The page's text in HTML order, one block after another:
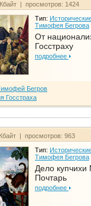
| просмотров: 1424
Тип:
Тимофея Бегрова
От
Госстраху
подробнее
Бегров
Госстраха
| просмотров: 963
Тип:
Тимофея Бегрова
Дело
Почтарь
подробнее